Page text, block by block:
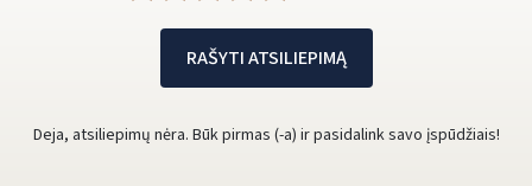
RAŠYTI ATSILIEPIMĄ
Deja, atsiliepimų nėra. Būk pirmas (-a) ir pasidalink savo įspūdžiais!